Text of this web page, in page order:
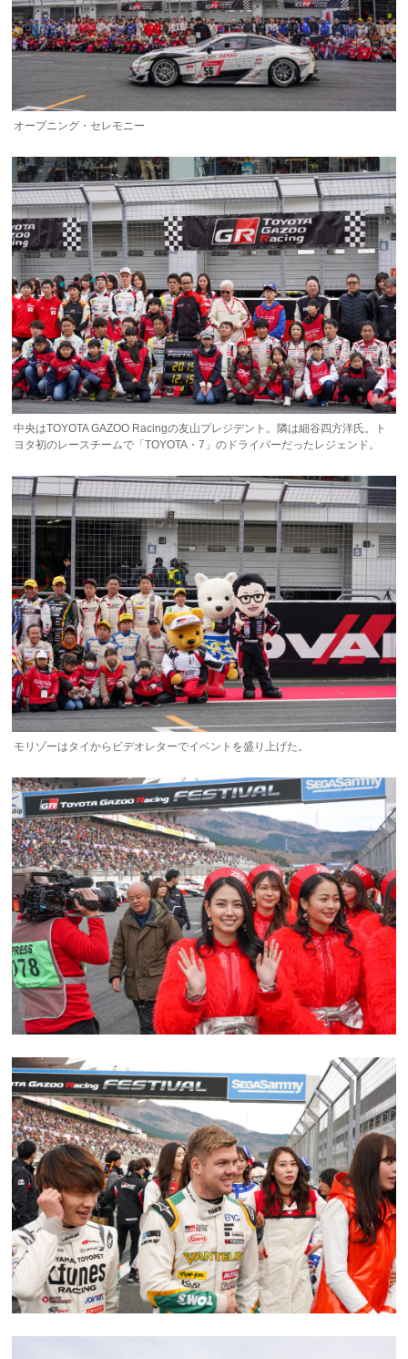
オープニング・セレモニー
中央はTOYOTA GAZOO Racingの友山プレジデント。隣は細谷四方洋氏。ト
ヨタ初のレースチームで「TOYOTA・7」のドライバーだったレジェンド。
モリゾーはタイからビデオレターでイベントを盛り上げた。